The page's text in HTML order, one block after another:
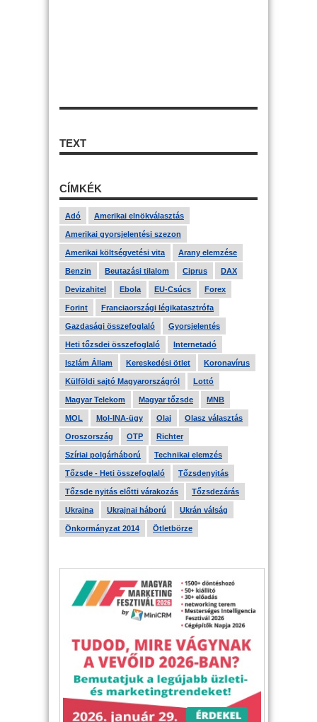
TEXT
CÍMKÉK
Adó Amerikai elnökválasztás
Amerikai gyorsjelentési szezon
Amerikai költségvetési vita Arany elemzése
Benzin Beutazási tilalom Ciprus DAX
Devizahitel Ebola EU-Csúcs Forex
Forint Franciaországi légikatasztrófa
Gazdasági összefoglaló Gyorsjelentés
Heti tőzsdei összefoglaló Internetadó
Iszlám Állam Kereskedési ötlet Koronavírus
Külföldi sajtó Magyarországról Lottó
Magyar Telekom Magyar tőzsde MNB
MOL Mol-INA-ügy Olaj Olasz választás
Oroszország OTP Richter
Szíriai polgárháború Technikai elemzés
Tőzsde - Heti összefoglaló Tőzsdenyitás
Tőzsde nyitás előtti várakozás Tőzsdezárás
Ukrajna Ukrajnai háború Ukrán válság
Önkormányzat 2014 Ötletbörze